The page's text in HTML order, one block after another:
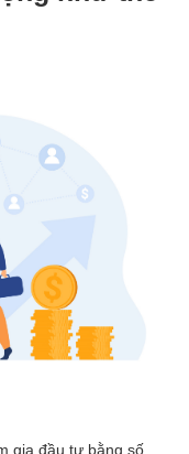
gia đầu tư bằng số